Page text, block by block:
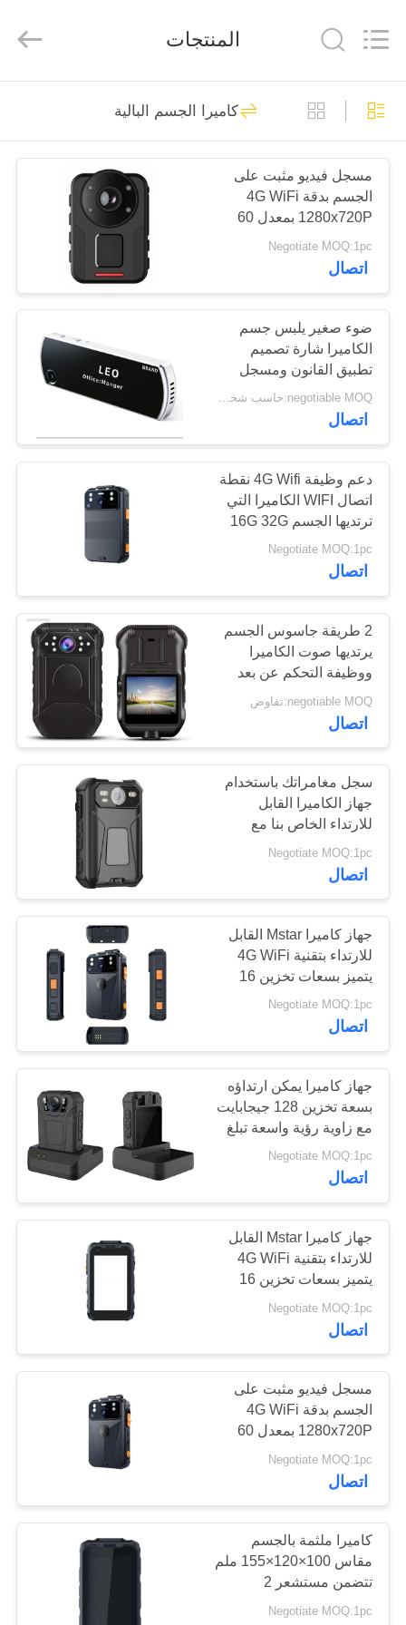
المنزل
المنتجات
فيديوهات
برنامج
VR
حولنا
جولة
في
المصنع
مراقبة
الجودة
اتصل
أخبار
حالات
اطلب
اقتباس
خريطة
الموقع
سياسة
الخصوصية
Electronic
Co.,
الكاميرات التي تلبسها
الشرطة
186
كاميرات هيئة الشرطة
117
الجسم
137
كاميرا خوذة السلامة
301
كاميرات 4G داش
140
4G DVR المحمول
56
شاحن بطارية DC
124
كاميرا الجسم البالية
86
المنتجات
كاميرا الجسم البالية
مسجل فيديو مثبت على
الجسم بدقة 4G WiFi
1280x720P بمعدل 60
إطارًا في الثانية، مصمم
للعمل في درجات حرارة
Negotiate MOQ:1pc
اتصال
ضوء صغير يلبس جسم
الكاميرا شارة تصميم
تطبيق القانون ومسجل
فيديو قابل للتخصيص
negotiable MOQ:حاسب شخصي 1
اتصال
دعم وظيفة 4G Wifi نقطة
اتصال WIFI الكاميرا التي
ترتديها الجسم 16G 32G
64G 128G 256G 512G
عرض واسعة
Negotiate MOQ:1pc
اتصال
2 طريقة جاسوس الجسم
يرتديها صوت الكاميرا
ووظيفة التحكم عن بعد
WIFI GPS مدمج في
جيجابايت
negotiable MOQ:تفاوض
اتصال
سجل مغامراتك باستخدام
جهاز الكاميرا القابل
للارتداء الخاص بنا مع
مستشعر 2 ميجابكسل
وتنسيق ملف فيديو MP4
Negotiate MOQ:1pc
اتصال
جهاز كاميرا Mstar القابل
للارتداء بتقنية 4G WiFi
يتميز بسعات تخزين 16
جيجابايت و 32 جيجابايت و
لمهام التفتيش الميداني
Negotiate MOQ:1pc
اتصال
جهاز كاميرا يمكن ارتداؤه
بسعة تخزين 128 جيجابايت
مع زاوية رؤية واسعة تبلغ
140 درجة
Negotiate MOQ:1pc
اتصال
جهاز كاميرا Mstar القابل
للارتداء بتقنية 4G WiFi
يتميز بسعات تخزين 16
جيجابايت و 32 جيجابايت و
لمهام التفتيش الميداني
Negotiate MOQ:1pc
اتصال
مسجل فيديو مثبت على
الجسم بدقة 4G WiFi
1280x720P بمعدل 60
إطارًا في الثانية، مصمم
للعمل في درجات حرارة
Negotiate MOQ:1pc
اتصال
كاميرا ملثمة بالجسم
مقاس 100×120×155 ملم
تتضمن مستشعر 2
ميجابليكتر ومخرج صوت
Negotiate MOQ:1pc